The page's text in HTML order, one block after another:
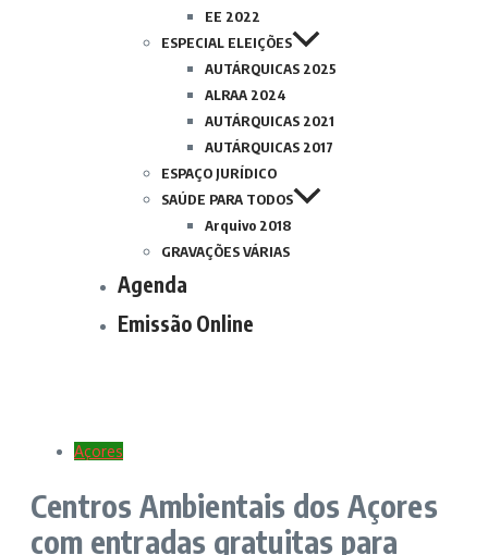
EE 2022
ESPECIAL ELEIÇÕES
AUTÁRQUICAS 2025
ALRAA 2024
AUTÁRQUICAS 2021
AUTÁRQUICAS 2017
ESPAÇO JURÍDICO
SAÚDE PARA TODOS
Arquivo 2018
GRAVAÇÕES VÁRIAS
Agenda
Emissão Online
Açores
Centros Ambientais dos Açores
com entradas gratuitas para